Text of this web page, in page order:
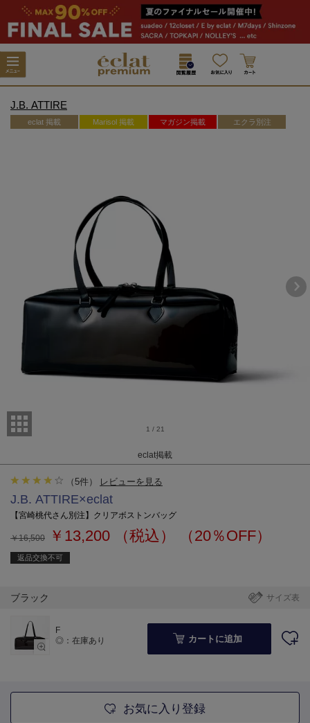
J.B. ATTIRE
eclat 掲載 Marisol 掲載 マガジン掲載 エクラ別注
1 / 21
eclat掲載
（5件） レビューを見る
J.B. ATTIRE×eclat
【宮崎桃代さん別注】クリアボストンバッグ
￥16,500 ￥13,200 （税込） （20％OFF）
返品交換不可
サイズ表
ブラック
F
◎：在庫あり
カートに追加
お気に入り登録